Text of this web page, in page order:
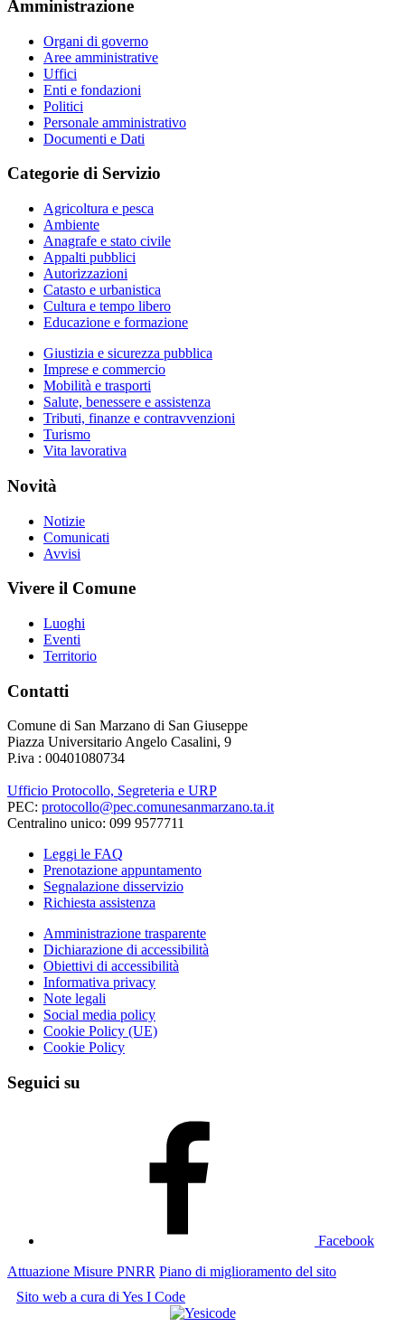
Amministrazione
Organi di governo
Aree amministrative
Uffici
Enti e fondazioni
Politici
Personale amministrativo
Documenti e Dati
Categorie di Servizio
Agricoltura e pesca
Ambiente
Anagrafe e stato civile
Appalti pubblici
Autorizzazioni
Catasto e urbanistica
Cultura e tempo libero
Educazione e formazione
Giustizia e sicurezza pubblica
Imprese e commercio
Mobilità e trasporti
Salute, benessere e assistenza
Tributi, finanze e contravvenzioni
Turismo
Vita lavorativa
Novità
Notizie
Comunicati
Avvisi
Vivere il Comune
Luoghi
Eventi
Territorio
Contatti
Comune di San Marzano di San Giuseppe
Piazza Universitario Angelo Casalini, 9
P.iva : 00401080734
Ufficio Protocollo, Segreteria e URP
PEC: protocollo@pec.comunesanmarzano.ta.it
Centralino unico: 099 9577711
Leggi le FAQ
Prenotazione appuntamento
Segnalazione disservizio
Richiesta assistenza
Amministrazione trasparente
Dichiarazione di accessibilità
Obiettivi di accessibilità
Informativa privacy
Note legali
Social media policy
Cookie Policy (UE)
Cookie Policy
Seguici su
Facebook
Attuazione Misure PNRR Piano di miglioramento del sito
Sito web a cura di Yes I Code